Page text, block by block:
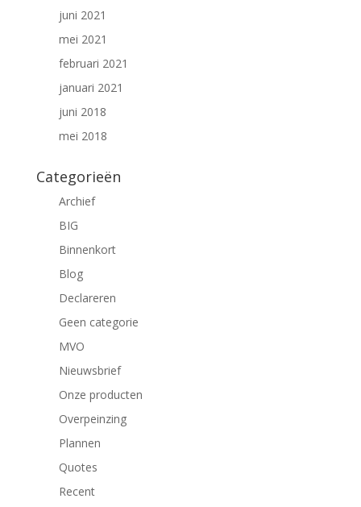
juni 2021
mei 2021
februari 2021
januari 2021
juni 2018
mei 2018
Categorieën
Archief
BIG
Binnenkort
Blog
Declareren
Geen categorie
MVO
Nieuwsbrief
Onze producten
Overpeinzing
Plannen
Quotes
Recent